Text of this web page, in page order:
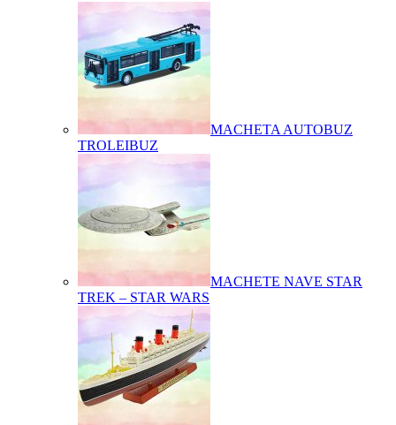
MACHETA AUTOBUZ
TROLEIBUZ
MACHETE NAVE STAR
TREK – STAR WARS